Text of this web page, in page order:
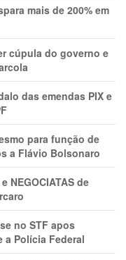
mais de 200% em
cúpula do governo e
das emendas PIX e
para função de
a Flávio Bolsonaro
NEGOCIATAS de
no STF apos
a Polícia Federal